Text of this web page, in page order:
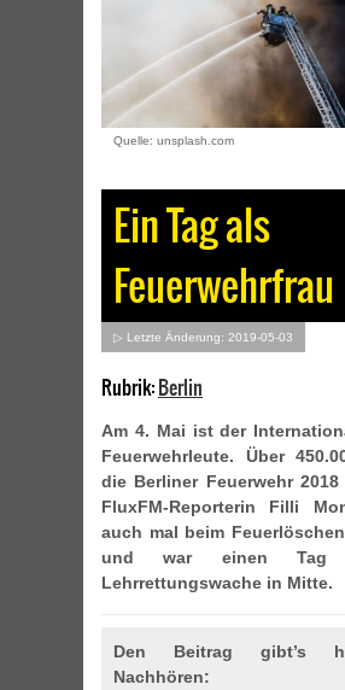
Quelle: unsplash.com
Ein Tag als
Feuerwehrfrau
▷ Letzte Änderung: 2019-05-03
Rubrik:Berlin
Am 4. Mai ist der
Feuerwehrleute. Über
die Berliner Feuerwehr
FluxFM-Reporterin Filli
auch mal beim
und war einen
Lehrrettungswache in Mitte.
Den Beitrag gibt’s
Nachhören: